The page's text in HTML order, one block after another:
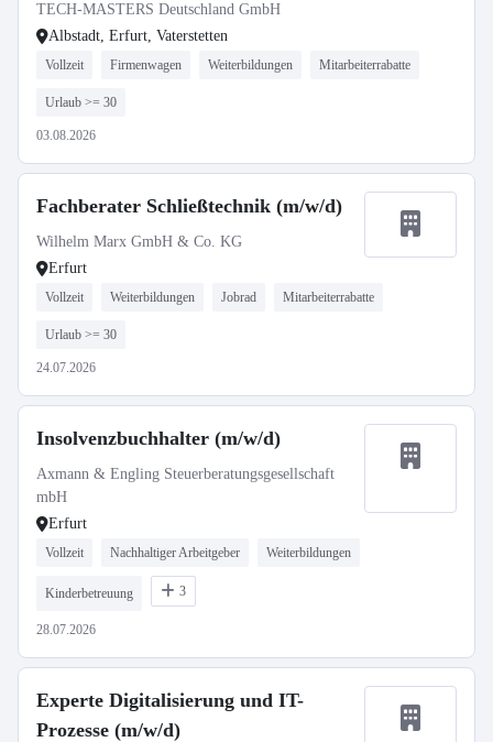
TECH-MASTERS Deutschland GmbH
Albstadt, Erfurt, Vaterstetten
Vollzeit Firmenwagen Weiterbildungen Mitarbeiterrabatte
Urlaub >= 30
03.08.2026
Fachberater Schließtechnik (m/w/d)
Wilhelm Marx GmbH & Co. KG
Erfurt
Vollzeit Weiterbildungen Jobrad Mitarbeiterrabatte
Urlaub >= 30
24.07.2026
Insolvenzbuchhalter (m/w/d)
Axmann & Engling Steuerberatungsgesellschaft
mbH
Erfurt
Vollzeit Nachhaltiger Arbeitgeber Weiterbildungen
Kinderbetreuung 3
28.07.2026
Experte Digitalisierung und IT-
Prozesse (m/w/d)